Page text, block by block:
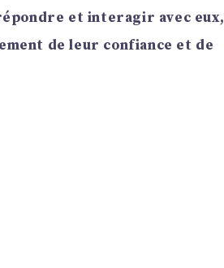
et interagir avec eux,
de leur confiance et de